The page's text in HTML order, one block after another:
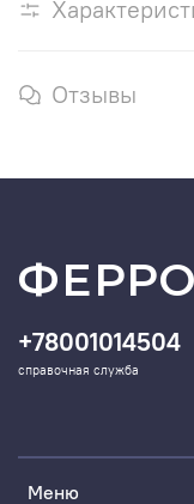
Отзывы
Меню
+78001014504
справочная служба